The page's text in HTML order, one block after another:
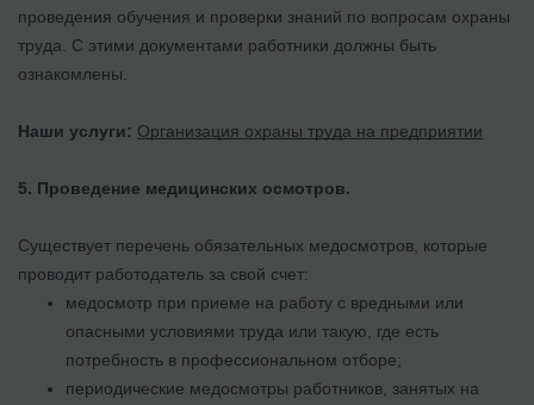
проведения обучения и проверки знаний по вопросам охраны
труда. С этими документами работники должны быть
ознакомлены.
Наши услуги: Организация охраны труда на предприятии
5. Проведение медицинских осмотров.
Существует перечень обязательных медосмотров, которые
проводит работодатель за свой счет:
медосмотр при приеме на работу с вредными или
опасными условиями труда или такую, где есть
потребность в профессиональном отборе;
периодические медосмотры работников, занятых на